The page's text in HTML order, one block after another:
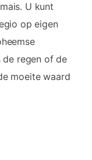
U kunt
op eigen
de regen of de
moeite waard